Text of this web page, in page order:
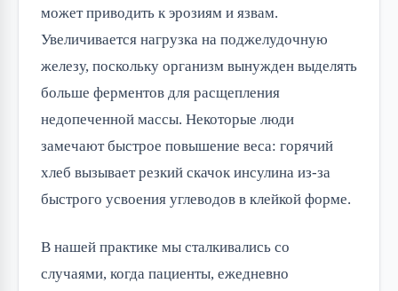
может приводить к эрозиям и язвам.
Увеличивается нагрузка на поджелудочную
железу, поскольку организм вынужден выделять
больше ферментов для расщепления
недопеченной массы. Некоторые люди
замечают быстрое повышение веса: горячий
хлеб вызывает резкий скачок инсулина из-за
быстрого усвоения углеводов в клейкой форме.
В нашей практике мы сталкивались со
случаями, когда пациенты, ежедневно